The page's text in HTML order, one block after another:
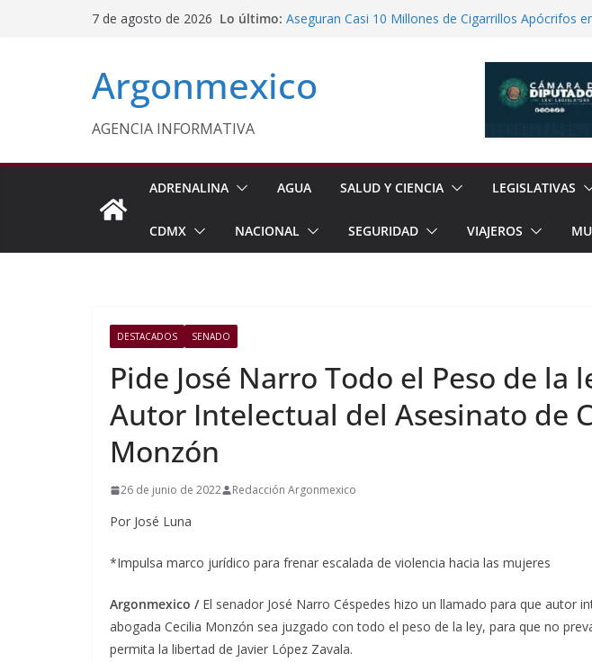
7 de agosto de 2026 Lo último: Aseguran Casi 10 Millones de Cigarrillos Apócrifos
Cruzada Central por el Teatro Lleva Arte Escénico a
Homero Davis Llama a Jóvenes a Participar en la
de México
Argonmexico
AGENCIA INFORMATIVA
ADRENALINA AGUA SALUD Y CIENCIA LEGISLATIVAS
CDMX NACIONAL SEGURIDAD VIAJEROS
DESTACADOS SENADO
Pide José Narro Todo el Peso de la
Autor Intelectual del Asesinato de
Monzón
26 de junio de 2022 Redacción Argonmexico
Por José Luna
*Impulsa marco jurídico para frenar escalada de violencia hacia las mujeres
Argonmexico / El senador José Narro Céspedes hizo un llamado para que autor
abogada Cecilia Monzón sea juzgado con todo el peso de la ley, para que no
permita la libertad de Javier López Zavala.